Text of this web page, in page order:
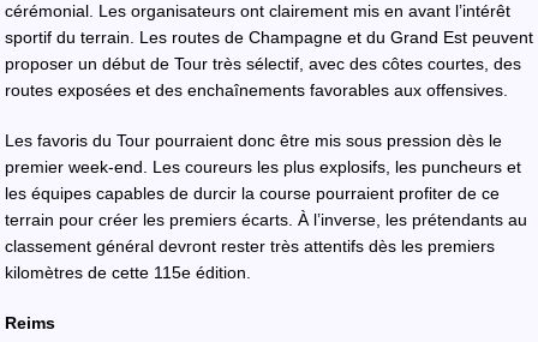
cérémonial. Les organisateurs ont clairement mis en avant l’intérêt
sportif du terrain. Les routes de Champagne et du Grand Est peuvent
proposer un début de Tour très sélectif, avec des côtes courtes, des
routes exposées et des enchaînements favorables aux offensives.
Les favoris du Tour pourraient donc être mis sous pression dès le
premier week-end. Les coureurs les plus explosifs, les puncheurs et
les équipes capables de durcir la course pourraient profiter de ce
terrain pour créer les premiers écarts. À l’inverse, les prétendants au
classement général devront rester très attentifs dès les premiers
kilomètres de cette 115e édition.
Reims